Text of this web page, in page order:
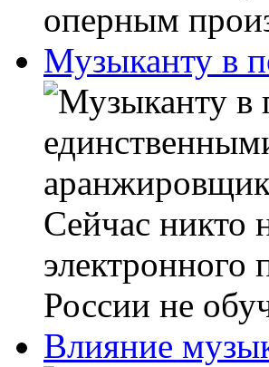
оперным
Музыканту в
Сейчас никто
России не
Влияние